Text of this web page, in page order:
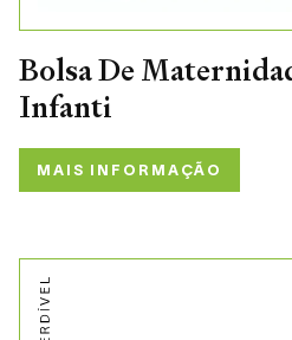
Bolsa De
Infanti
MAIS INFORMAÇÃO